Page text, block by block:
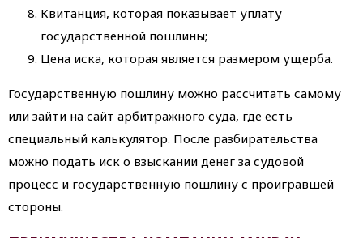
Квитанция, которая показывает уплату
государственной пошлины;
Цена иска, которая является размером ущерба.
Государственную пошлину можно рассчитать самому
или зайти на сайт арбитражного суда, где есть
специальный калькулятор. После разбирательства
можно подать иск о взыскании денег за судовой
процесс и государственную пошлину с проигравшей
стороны.